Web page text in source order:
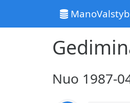
Nuo 1987-